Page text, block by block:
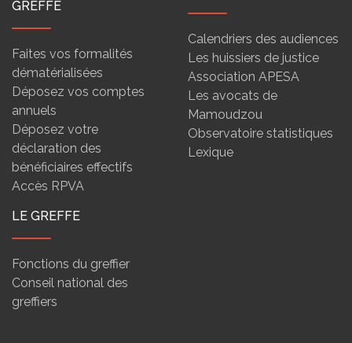
GREFFE
Faites vos formalités
dématérialisées
Déposez vos comptes
annuels
Déposez votre
déclaration des
bénéficiaires effectifs
Accès RPVA
Calendriers des audiences
Les huissiers de justice
Association APESA
Les avocats de
Mamoudzou
Observatoire statistiques
Lexique
LE GREFFE
Fonctions du greffier
Conseil national des
greffiers